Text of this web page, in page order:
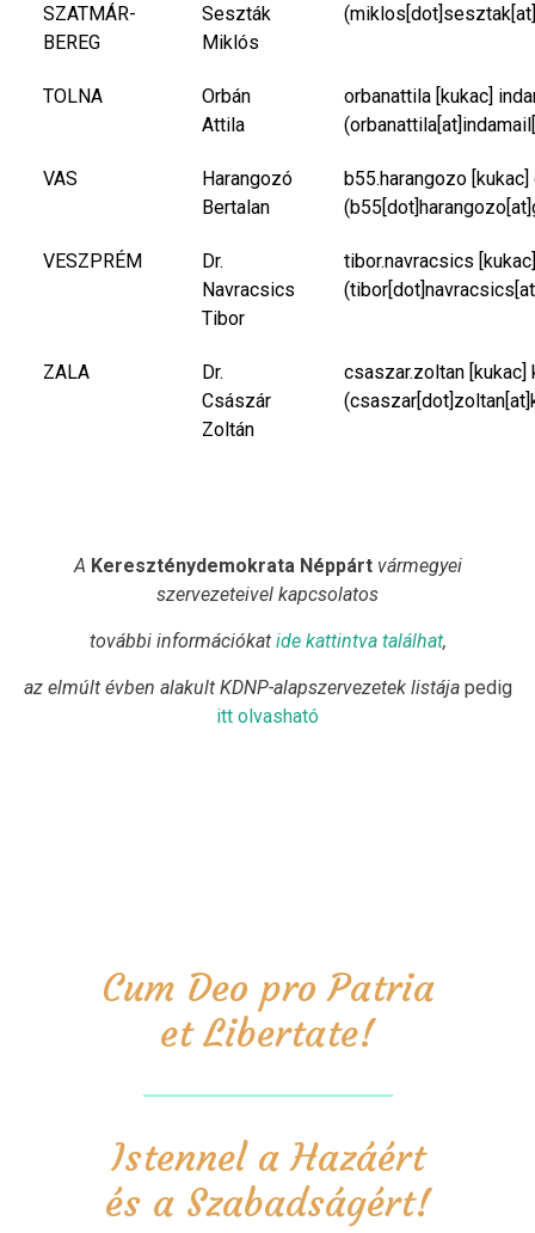
SZATMÁR-
BEREG
Seszták
Miklós
TOLNA
Orbán
Attila
orbanattila [kukac]
VAS
Harangozó
Bertalan
b55.harangozo [kukac]
VESZPRÉM
Dr.
Navracsics
Tibor
tibor.navracsics
ZALA
Dr.
Császár
Zoltán
csaszar.zoltan [kukac]
A Kereszténydemokrata Néppárt vármegyei
szervezeteivel kapcsolatos
további információkat ide kattintva találhat,
az elmúlt évben alakult KDNP-alapszervezetek listája pedig
itt olvasható
Cum Deo pro Patria
et Libertate!
Istennel a Hazáért
és a Szabadságért!